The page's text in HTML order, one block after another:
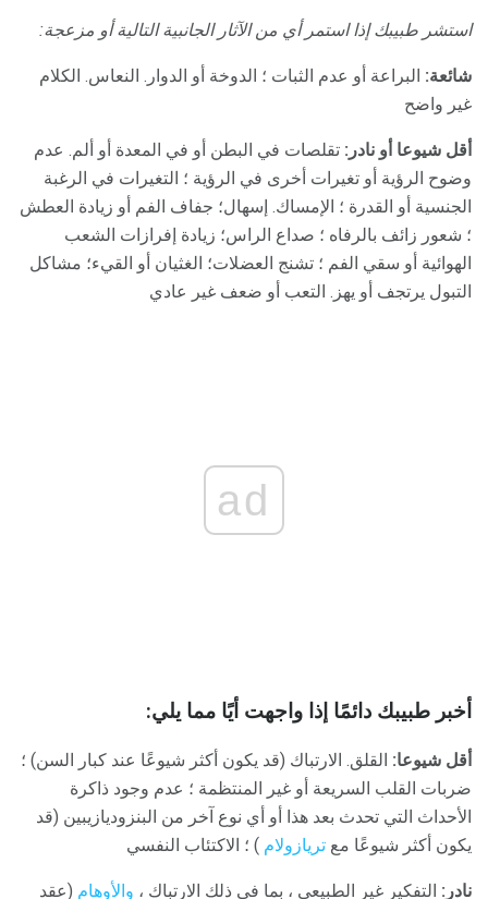
استشر طبيبك إذا استمر أي من الآثار الجانبية التالية أو مزعجة:
شائعة: البراعة أو عدم الثبات ؛ الدوخة أو الدوار. النعاس. الكلام
غير واضح
أقل شيوعا أو نادر: تقلصات في البطن أو في المعدة أو ألم. عدم
وضوح الرؤية أو تغيرات أخرى في الرؤية ؛ التغيرات في الرغبة
الجنسية أو القدرة ؛ الإمساك. إسهال؛ جفاف الفم أو زيادة العطش
؛ شعور زائف بالرفاه ؛ صداع الراس؛ زيادة إفرازات الشعب
الهوائية أو سقي الفم ؛ تشنج العضلات؛ الغثيان أو القيء؛ مشاكل
التبول يرتجف أو يهز. التعب أو ضعف غير عادي
ad
أخبر طبيبك دائمًا إذا واجهت أيًا مما يلي:
أقل شيوعا: القلق. الارتباك (قد يكون أكثر شيوعًا عند كبار السن) ؛
ضربات القلب السريعة أو غير المنتظمة ؛ عدم وجود ذاكرة
الأحداث التي تحدث بعد هذا أو أي نوع آخر من البنزوديازيبين (قد
يكون أكثر شيوعًا مع تريازولام ) ؛ الاكتئاب النفسي
نادر: التفكير غير الطبيعي ، بما في ذلك الارتباك ، والأوهام (عقد